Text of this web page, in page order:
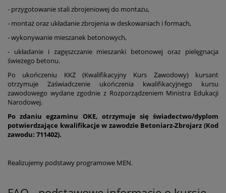
- przygotowanie stali zbrojeniowej do montażu,
- montaż oraz układanie zbrojenia w deskowaniach i formach,
- wykonywanie mieszanek betonowych,
- układanie i zagęszczanie mieszanki betonowej oraz pielęgnacja
świeżego betonu.
Po ukończeniu KKZ (Kwalifikacyjny Kurs Zawodowy) kursant
otrzymuje Zaświadczenie ukończenia kwalifikacyjnego kursu
zawodowego wydane zgodnie z Rozporządzeniem Ministra Edukacji
Narodowej.
Po zdaniu egzaminu OKE, otrzymuje się świadectwo/dyplom
potwierdzające kwalifikacje w zawodzie Betoniarz-Zbrojarz (Kod
zawodu: 711402).
Realizujemy podstawy programowe MEN.